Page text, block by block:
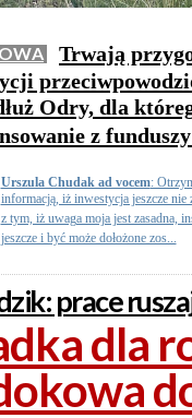
Trwają
Odry, dla
z
Urszula Chudak ad vocem:
informacją, iż inwestycja jeszcze
z tym, iż uwaga moja jest zasadna,
jeszcze i być może dołożone zos...
prace
dla